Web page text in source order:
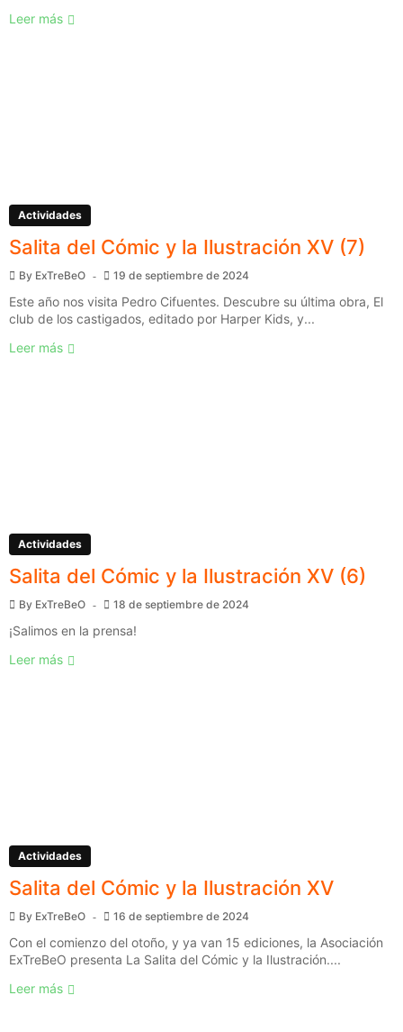
Leer más
Actividades
Salita del Cómic y la Ilustración XV (7)
By ExTreBeO 19 de septiembre de 2024
Este año nos visita Pedro Cifuentes. Descubre su última obra, El
club de los castigados, editado por Harper Kids, y...
Leer más
Actividades
Salita del Cómic y la Ilustración XV (6)
By ExTreBeO 18 de septiembre de 2024
¡Salimos en la prensa!
Leer más
Actividades
Salita del Cómic y la Ilustración XV
By ExTreBeO 16 de septiembre de 2024
Con el comienzo del otoño, y ya van 15 ediciones, la Asociación
ExTreBeO presenta La Salita del Cómic y la Ilustración....
Leer más